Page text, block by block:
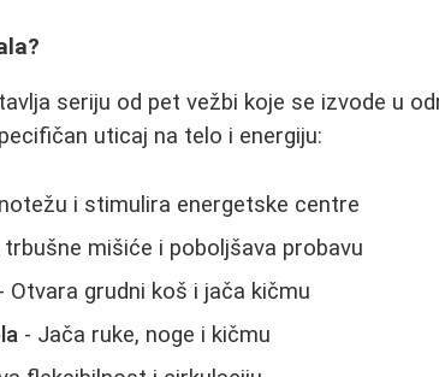
seriju od pet vežbi koje se izvode u
uticaj na telo i energiju:
i stimulira energetske centre
trbušne mišiće i poboljšava probavu
- Otvara grudni koš i jača kičmu
- Jača ruke, noge i kičmu